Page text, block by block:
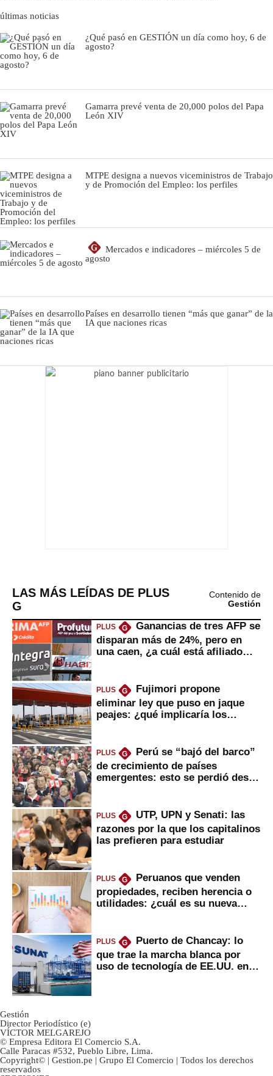
últimas noticias
¿Qué pasó en GESTIÓN un día como hoy, 6 de
agosto?
Gamarra prevé venta de 20,000 polos del Papa
León XIV
MTPE designa a nuevos viceministros de Trabajo
y de Promoción del Empleo: los perfiles
G
Mercados e indicadores – miércoles 5 de
agosto
Países en desarrollo tienen “más que ganar” de la
IA que naciones ricas
LAS MÁS LEÍDAS DE PLUS
G
Contenido de
Gestión
PLUS G
Ganancias de tres AFP se
disparan más de 24%, pero en
una caen, ¿a cuál está afiliado
PLUS G
Fujimori propone
eliminar ley que puso en jaque
peajes: ¿qué implicaría los
PLUS G
Perú se “bajó del barco”
de crecimiento de países
emergentes: esto se perdió desde
PLUS G
UTP, UPN y Senati: las
razones por la que los capitalinos
las prefieren para estudiar
PLUS G
Peruanos que venden
propiedades, reciben herencia o
utilidades: ¿cuál es su nueva
PLUS G
Puerto de Chancay: lo
que trae la marcha blanca por
uso de tecnología de EE.UU. en
Gestión
Director Periodístico (e)
VÍCTOR MELGAREJO
© Empresa Editora El Comercio S.A.
Calle Paracas #532, Pueblo Libre, Lima.
Copyright© | Gestion.pe | Grupo El Comercio | Todos los derechos
reservados